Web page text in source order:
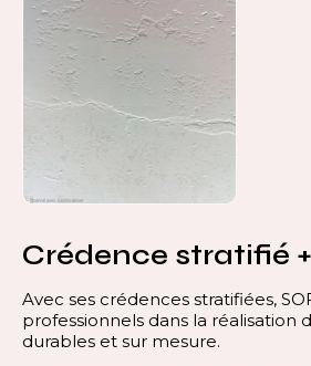
Crédence stratifié +
Avec ses crédences stratifiées,
professionnels dans la réalisation
durables et sur mesure.